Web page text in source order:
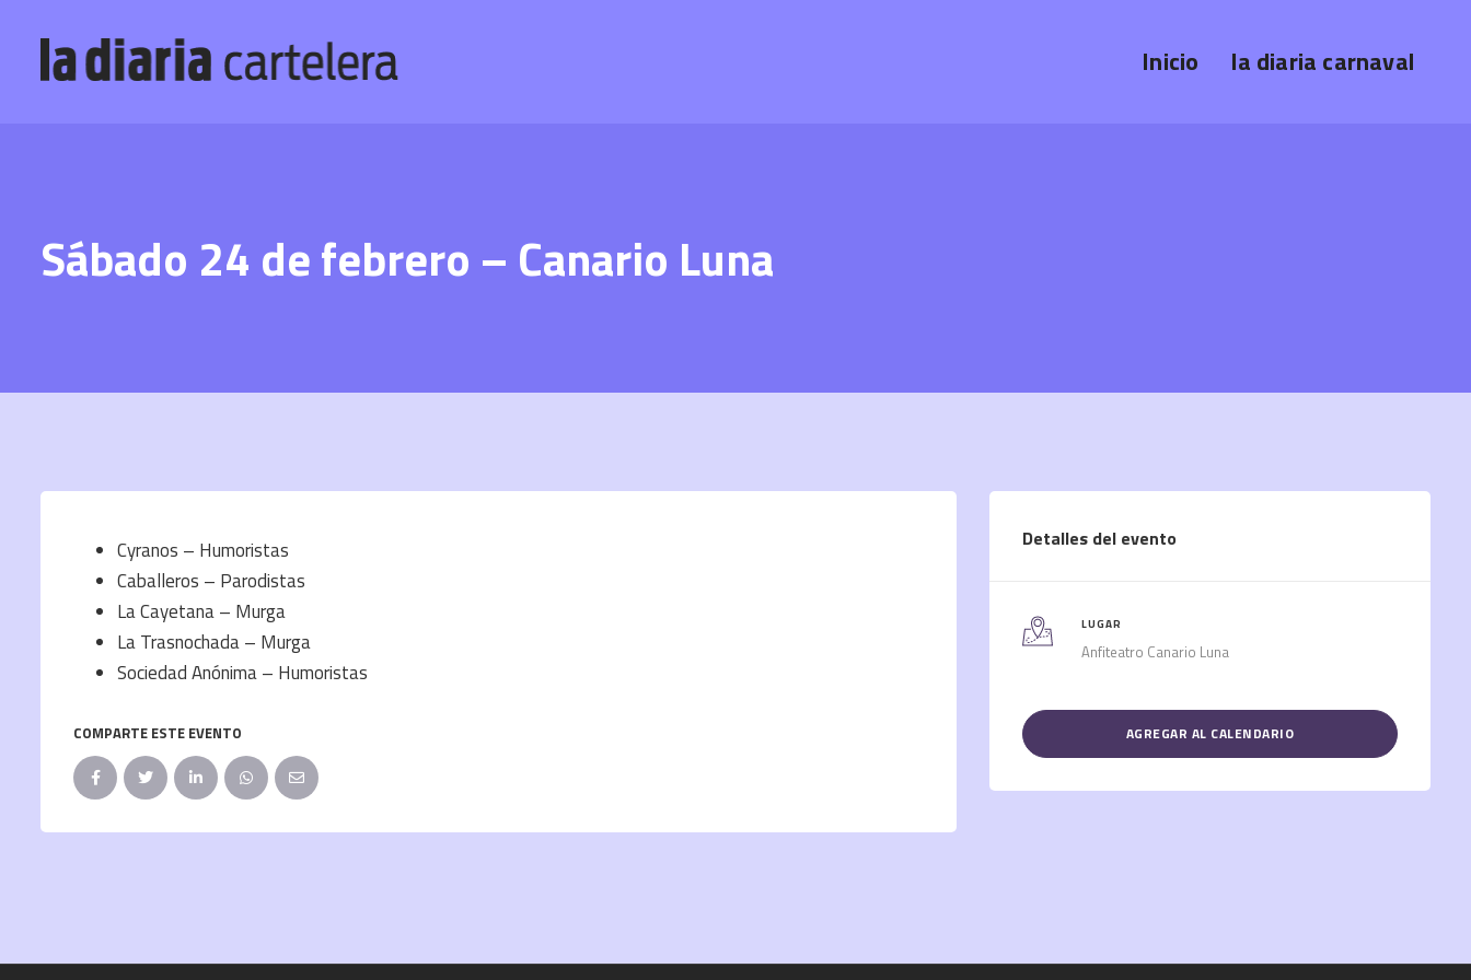
Inicio la diaria carnaval
Sábado 24 de febrero – Canario Luna
Cyranos – Humoristas
Caballeros – Parodistas
La Cayetana – Murga
La Trasnochada – Murga
Sociedad Anónima – Humoristas
COMPARTE ESTE EVENTO
Detalles del evento
LUGAR
Anfiteatro Canario Luna
AGREGAR AL CALENDARIO